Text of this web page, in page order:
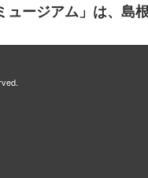
ュージアム」は、島